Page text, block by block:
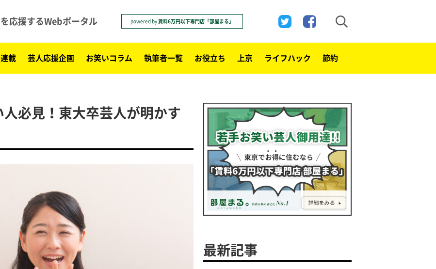
応援するWebポータル powered by 賃料6万円以下専門店「部屋まる」
連載 芸人応援企画 お笑いコラム 執筆者一覧 お役立ち 上京 ライフハック 節約
必見！東大卒芸人が明かす
最新記事